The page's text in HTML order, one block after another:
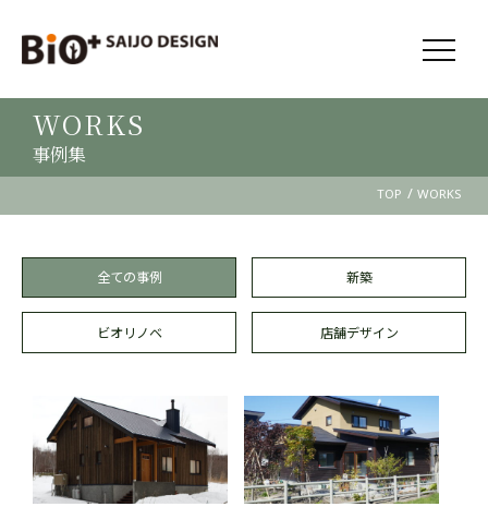
WORKS
事例集
TOP /WORKS
全ての事例
新築
ビオリノベ
店舗デザイン